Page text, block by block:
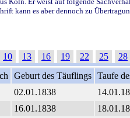
kann es aber dennoch zu
10 13 16 19 22 25 28
Geburt des Täuflings Taufe
02.01.1838
16.01.1838